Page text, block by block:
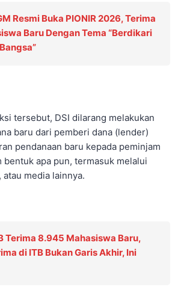
Resmi Buka PIONIR 2026, Terima
Baru Dengan Tema “Berdikari
tersebut, DSI dilarang melakukan
baru dari pemberi dana (lender)
pendanaan baru kepada peminjam
bentuk apa pun, termasuk melalui
media lainnya.
Terima 8.945 Mahasiswa Baru,
di ITB Bukan Garis Akhir, Ini